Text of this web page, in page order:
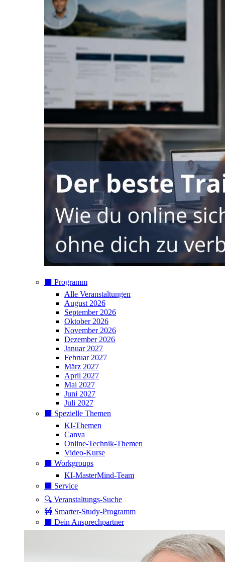
⬛️ Programm
Alle Veranstaltungen
August 2026
September 2026
Oktober 2026
November 2026
Dezember 2026
Januar 2027
Februar 2027
März 2027
April 2027
Mai 2027
Juni 2027
Juli 2027
⬛️ Spezielle Themen
KI-Themen
Canva
Online-Technik-Themen
Video-Kurse
⬛️ Workgroups
KI-MasterMind-Team
⬛️ Service
🔍 Veranstaltungs-Suche
🚧 Smarter-Study-Programm
⬛️ Dein Ansprechpartner